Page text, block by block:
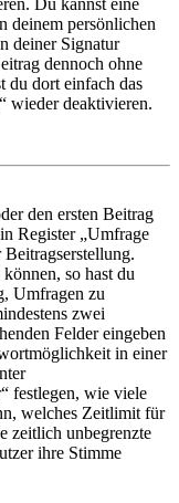
Du kannst eine
deinem persönlichen
deiner Signatur
dennoch ohne
du dort einfach das
wieder deaktivieren.
den ersten Beitrag
Register „Umfrage
so hast du
Umfragen zu
zwei
Felder eingeben
in einer
festlegen, wie viele
welches Zeitlimit für
zeitlich unbegrenzte
ihre Stimme